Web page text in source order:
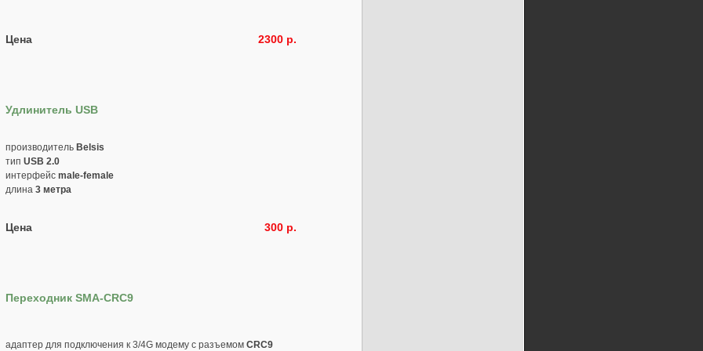
Цена 2300 р.
Удлинитель USB
производитель Belsis
тип USB 2.0
интерфейс male-female
длина 3 метра
Цена 300 р.
Переходник SMA-CRC9
адаптер для подключения к 3/4G модему с разъемом CRC9